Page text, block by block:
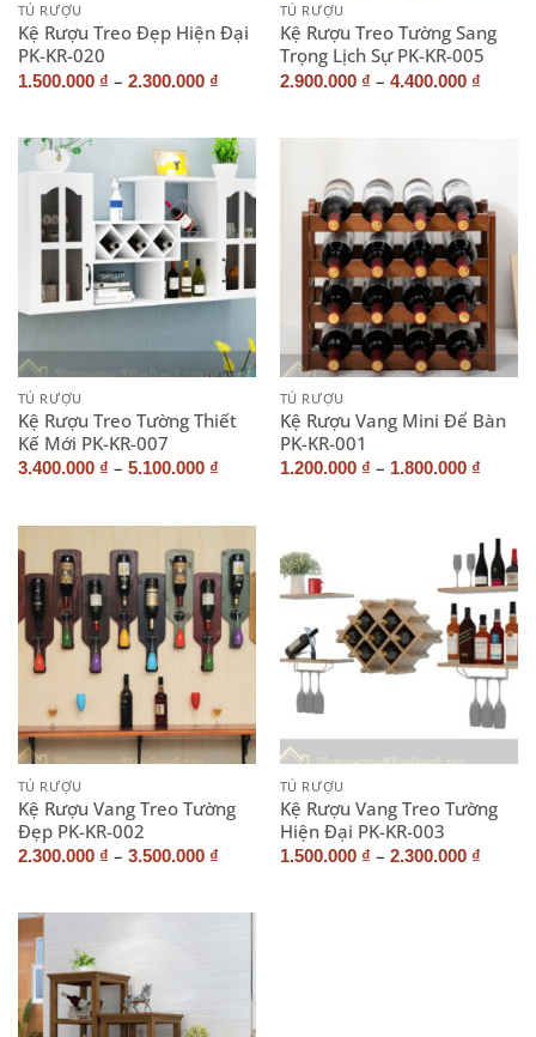
TỦ RƯỢU
Kệ Rượu Treo Đẹp Hiện Đại
PK-KR-020
1.500.000 ₫ – 2.300.000 ₫
TỦ RƯỢU
Kệ Rượu Treo Tường Sang
Trọng Lịch Sự PK-KR-005
2.900.000 ₫ – 4.400.000 ₫
TỦ RƯỢU
Kệ Rượu Treo Tường Thiết
Kế Mới PK-KR-007
3.400.000 ₫ – 5.100.000 ₫
TỦ RƯỢU
Kệ Rượu Vang Mini Để Bàn
PK-KR-001
1.200.000 ₫ – 1.800.000 ₫
TỦ RƯỢU
Kệ Rượu Vang Treo Tường
Đẹp PK-KR-002
2.300.000 ₫ – 3.500.000 ₫
TỦ RƯỢU
Kệ Rượu Vang Treo Tường
Hiện Đại PK-KR-003
1.500.000 ₫ – 2.300.000 ₫